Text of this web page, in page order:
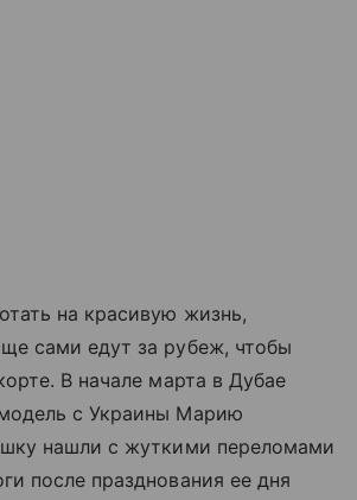
на красивую жизнь,
сами едут за рубеж, чтобы
В начале марта в Дубае
c Украины Марию
нашли с жуткими переломами
после празднования ее дня